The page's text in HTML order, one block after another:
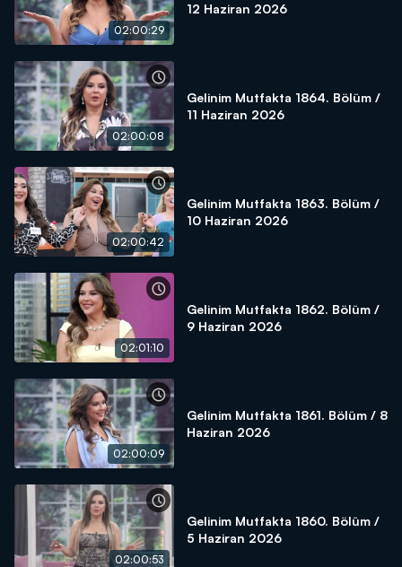
02:00:29
12 Haziran 2026
02:00:08
Gelinim Mutfakta 1864. Bölüm /
11 Haziran 2026
02:00:42
Gelinim Mutfakta 1863. Bölüm /
10 Haziran 2026
02:01:10
Gelinim Mutfakta 1862. Bölüm /
9 Haziran 2026
02:00:09
Gelinim Mutfakta 1861. Bölüm / 8
Haziran 2026
02:00:53
Gelinim Mutfakta 1860. Bölüm /
5 Haziran 2026